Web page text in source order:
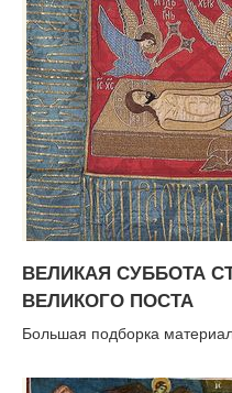
ВЕЛИКАЯ СУББОТА
ВЕЛИКОГО ПОСТА
Большая подборка